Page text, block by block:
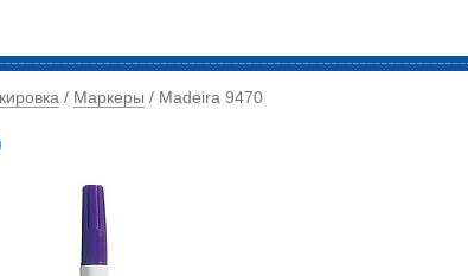
/ Маркеры / Madeira 9470